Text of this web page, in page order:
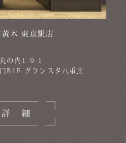
黄木 東京駅店
の内1-9-1
B1F グランスタ八重北
詳細